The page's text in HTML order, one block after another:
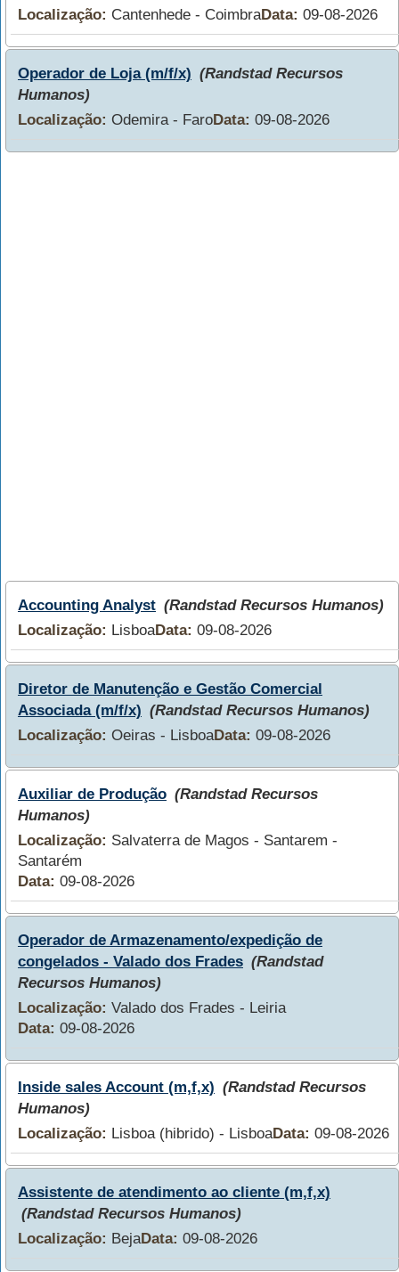
Localização: Cantenhede - CoimbraData: 09-08-2026
Operador de Loja (m/f/x) (Randstad Recursos
Humanos)
Localização: Odemira - FaroData: 09-08-2026
Accounting Analyst (Randstad Recursos Humanos)
Localização: LisboaData: 09-08-2026
Diretor de Manutenção e Gestão Comercial
Associada (m/f/x) (Randstad Recursos Humanos)
Localização: Oeiras - LisboaData: 09-08-2026
Auxiliar de Produção (Randstad Recursos
Humanos)
Localização: Salvaterra de Magos - Santarem -
Santarém
Data: 09-08-2026
Operador de Armazenamento/expedição de
congelados - Valado dos Frades (Randstad
Recursos Humanos)
Localização: Valado dos Frades - Leiria
Data: 09-08-2026
Inside sales Account (m,f,x) (Randstad Recursos
Humanos)
Localização: Lisboa (hibrido) - LisboaData: 09-08-2026
Assistente de atendimento ao cliente (m,f,x)
(Randstad Recursos Humanos)
Localização: BejaData: 09-08-2026